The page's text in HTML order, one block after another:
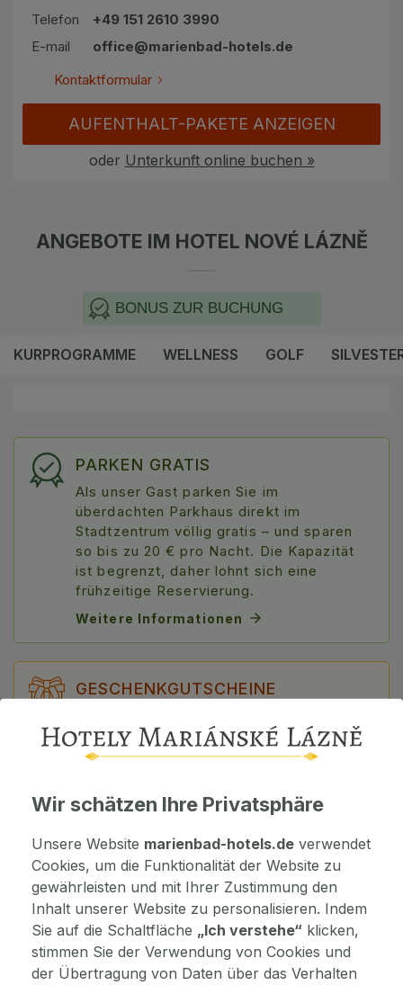
Telefon
+49 151 2610 3990
E-mail
office@marienbad-hotels.de
Kontaktformular
AUFENTHALT-PAKETE ANZEIGEN
oder Unterkunft online buchen »
ANGEBOTE IM HOTEL NOVÉ LÁZNĚ
BONUS ZUR BUCHUNG
KURPROGRAMME WELLNESS GOLF
PARKEN GRATIS
Als unser Gast parken Sie im
überdachten Parkhaus direkt im
Stadtzentrum völlig gratis – und sparen
so bis zu 20 € pro Nacht. Die Kapazität
ist begrenzt, daher lohnt sich eine
frühzeitige Reservierung.
Weitere Informationen
GESCHENKGUTSCHEINE
Lieben! Wählen Sie ein bestimmtes Paket
oder einen Gutschein in einem Wert ab
Geschenk.
DETAILS
Wir schätzen Ihre Privatsphäre
Unsere Website marienbad-hotels.de verwendet
Cookies, um die Funktionalität der Website zu
gewährleisten und mit Ihrer Zustimmung den
Inhalt unserer Website zu personalisieren. Indem
Sie auf die Schaltfläche „Ich verstehe“ klicken,
stimmen Sie der Verwendung von Cookies und
der Übertragung von Daten über das Verhalten